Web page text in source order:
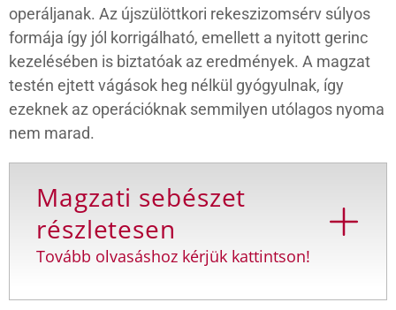
operáljanak. Az újszülöttkori rekeszizomsérv súlyos
formája így jól korrigálható, emellett a nyitott gerinc
kezelésében is biztatóak az eredmények. A magzat
testén ejtett vágások heg nélkül gyógyulnak, így
ezeknek az operációknak semmilyen utólagos nyoma
nem marad.
Magzati sebészet
részletesen
Tovább olvasáshoz kérjük kattintson!